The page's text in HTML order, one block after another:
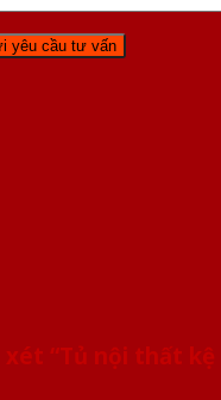
“Tủ nội thất kệ